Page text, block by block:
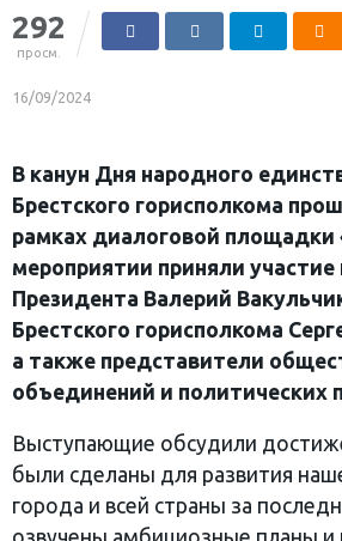
292
просм.
16/09/2024
В канун Дня народного
Брестского горисполкома
рамках диалоговой
мероприятии приняли
Президента Валерий
Брестского горисполкома
а также представители
объединений и политических
Выступающие обсудили
были сделаны для развития
города и всей страны за